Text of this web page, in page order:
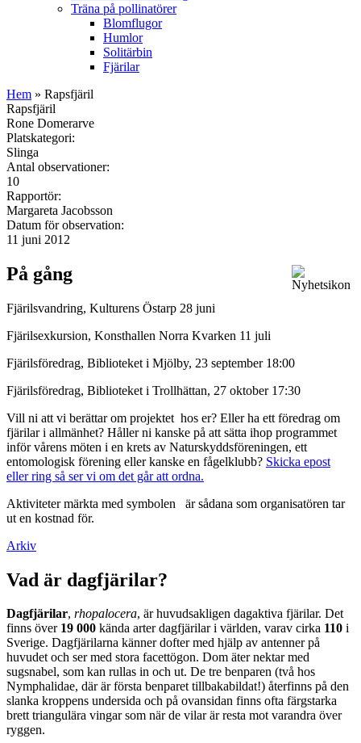
Träna på pollinatörer
Blomflugor
Humlor
Solitärbin
Fjärilar
Hem » Rapsfjäril
Rapsfjäril
Rone Domerarve
Platskategori:
Slinga
Antal observationer:
10
Rapportör:
Margareta Jacobsson
Datum för observation:
11 juni 2012
På gång
Fjärilsvandring, Kulturens Östarp 28 juni
Fjärilsexkursion, Konsthallen Norra Kvarken 11 juli
Fjärilsföredrag, Biblioteket i Mjölby, 23 september 18:00
Fjärilsföredrag, Biblioteket i Trollhättan, 27 oktober 17:30
Vill ni att vi berättar om projektet hos er? Eller ha ett föredrag om
fjärilar i allmänhet? Håller ni kanske på att sätta ihop programmet
inför vårens möten i en krets av Naturskyddsföreningen, ett
entomologisk förening eller kanske en fågelklubb? Skicka epost
eller ring så ser vi om det går att ordna.
Aktiviteter märkta med symbolen
är sådana som organisatören tar
ut en kostnad för.
Arkiv
Vad är dagfjärilar?
Dagfjärilar, rhopalocera, är huvudsakligen dagaktiva fjärilar. Det
finns över 19 000 kända arter dagfjärilar i världen, varav cirka 110 i
Sverige. Dagfjärilarna känner dofter med hjälp av antenner på
huvudet och ser med stora facettögon. Dom äter nektar med
sugsnabel, som kan rullas in och ut. De tre benparen (två hos
Nymphalidae, där är första benparet tillbakabildat!) återfinns på den
slanka kroppens undersida och på ovansidan finns ofta färgstarka
brett triangulära vingar som när de vilar är resta mot varandra över
ryggen.